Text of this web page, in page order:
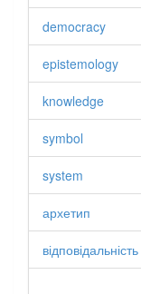
democracy
epistemology
knowledge
symbol
system
архетип
відповідальність